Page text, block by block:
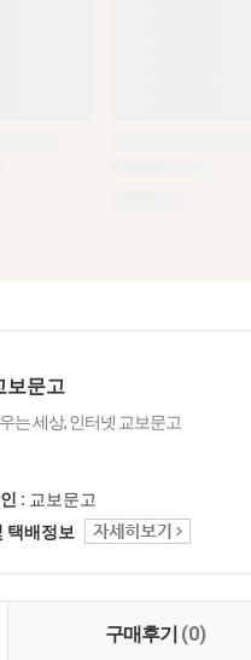
보문고
는 세상, 인터넷 교보문고
: 교보문고
택배정보
구매후기 (0)